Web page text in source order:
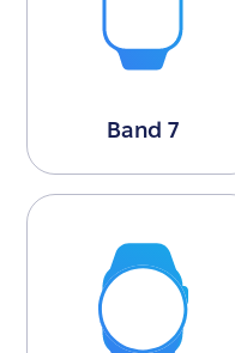
Band 7